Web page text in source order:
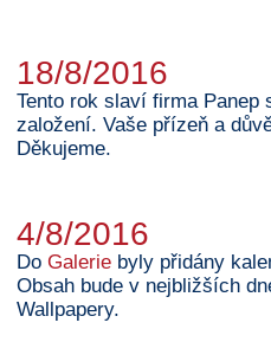
18/8/2016
Tento rok slaví firma Panep
založení. Vaše přízeň a
Děkujeme.
4/8/2016
Do Galerie byly přidány
Obsah bude v nejbližších
Wallpapery.